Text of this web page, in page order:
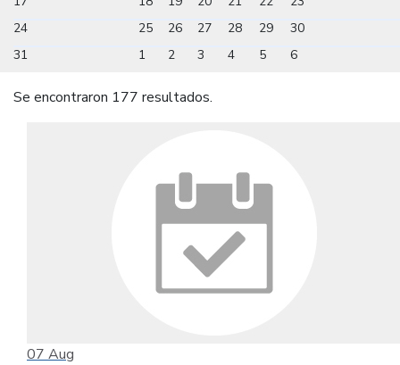
24
25 26 27 28 29
30
31
1 2 3 4 5 6
Se encontraron 177 resultados.
07 Aug